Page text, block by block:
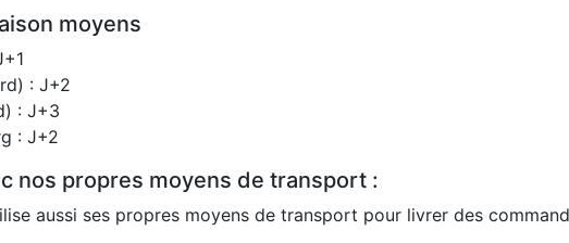
moyens
: J+2
: J+3
: J+2
nos propres moyens de transport :
aussi ses propres moyens de transport pour livrer des